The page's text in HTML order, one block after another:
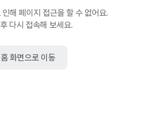
해 페이지 접근을 할 수 없어요.
다시 접속해 보세요.
홈 화면으로 이동